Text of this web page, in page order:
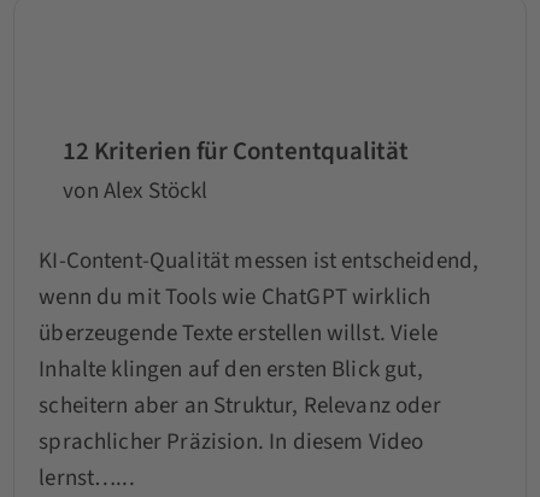
12 Kriterien für Contentqualität
von Alex Stöckl
KI-Content-Qualität messen ist entscheidend,
wenn du mit Tools wie ChatGPT wirklich
überzeugende Texte erstellen willst. Viele
Inhalte klingen auf den ersten Blick gut,
scheitern aber an Struktur, Relevanz oder
sprachlicher Präzision. In diesem Video
lernst…...